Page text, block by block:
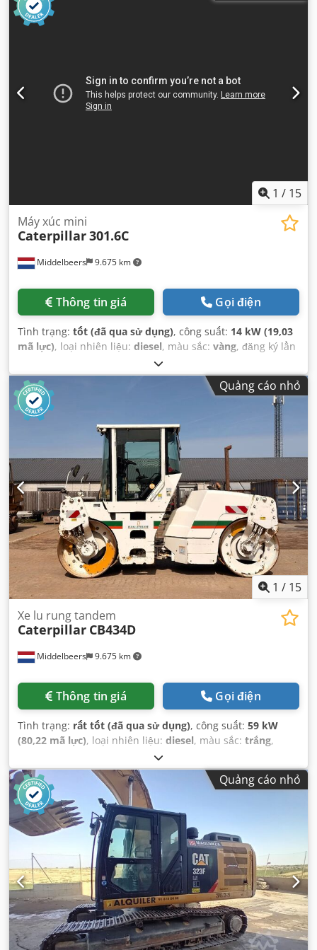
1 / 15
Middelbeers 9.675 km
Máy xúc mini
Caterpillar301.6C
Thông tin giá Gọi điện
Tình trạng: tốt (đã qua sử dụng), công suất: 14 kW (19,03
mã lực), loại nhiên liệu: diesel, màu sắc: vàng, đăng ký lần
, Năm sản xuất:2006
Quảng cáo nhỏ
1 / 15
Middelbeers 9.675 km
Xe lu rung tandem
Caterpillar CB434D
Thông tin giá Gọi điện
Tình trạng: rất tốt (đã qua sử dụng), công suất: 59 kW
(80,22 mã lực), loại nhiên liệu: diesel, màu sắc: trắng,
, Năm sản xuất:
động:3.310 h,
Quảng cáo nhỏ